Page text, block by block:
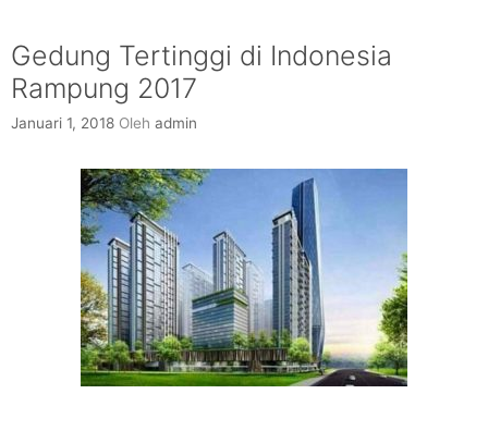
Gedung Tertinggi di Indonesia
Rampung 2017
Januari 1, 2018 Oleh admin